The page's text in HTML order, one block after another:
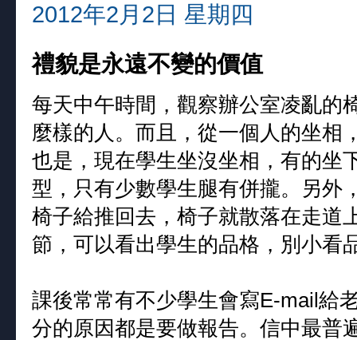
2012年2月2日 星期四
禮貌是永遠不變的價值
每天中午時間，觀察辦公室凌亂的
麼樣的人。而且，從一個人的坐相
也是，現在學生坐沒坐相，有的坐
型，只有少數學生腿有併攏。另外
椅子給推回去，椅子就散落在走道
節，可以看出學生的品格，別小看
課後常常有不少學生會寫E-mail給
分的原因都是要做報告。信中最普